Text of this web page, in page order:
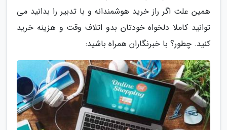
همین علت اگر راز خرید هوشمندانه و با تدبیر را بدانید می
توانید کاملا دلخواه خودتان بدو اتلاف وقت و هزینه خرید
کنید. چطور؟ با خبرنگاران همراه باشید: